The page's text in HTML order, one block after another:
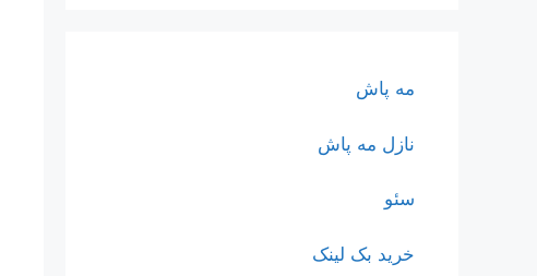
مه پاش
نازل مه پاش
سئو
خرید بک لینک